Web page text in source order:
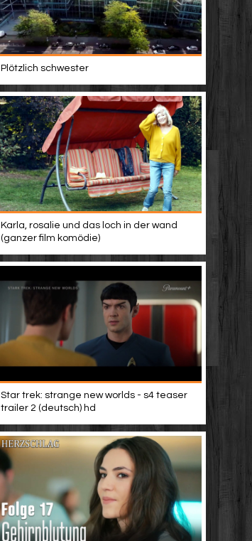
Plötzlich schwester
Karla, rosalie und das loch in der wand
(ganzer film komödie)
Star trek: strange new worlds - s4 teaser
trailer 2 (deutsch) hd